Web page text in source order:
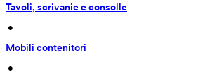
Tavoli, scrivanie e consolle
•
Mobili contenitori
•